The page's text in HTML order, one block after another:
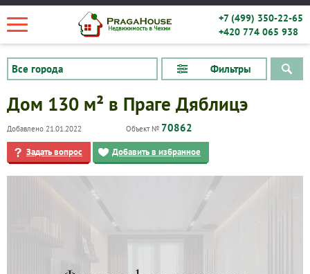
+7 (499) 350-22-65
+420 774 065 938
Фильтры
Дом 130 м² в Праге Дяблицэ
Добавлено 21.01.2022 Объект № 70862
Задать вопрос Добавить в избранное